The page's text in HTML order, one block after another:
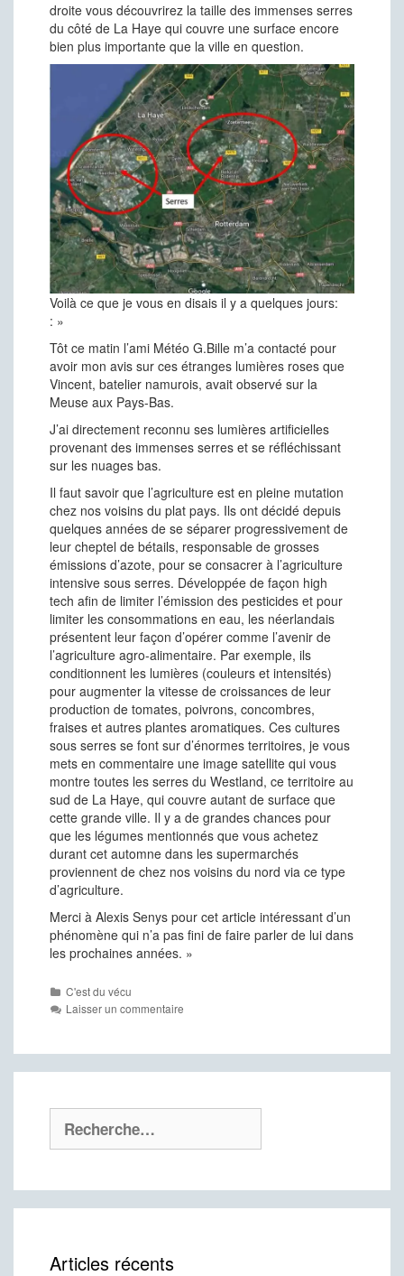
droite vous découvrirez la taille des immenses serres
du côté de La Haye qui couvre une surface encore
bien plus importante que la ville en question.
Voilà ce que je vous en disais il y a quelques jours:
: »
Tôt ce matin l’ami Météo G.Bille m’a contacté pour
avoir mon avis sur ces étranges lumières roses que
Vincent, batelier namurois, avait observé sur la
Meuse aux Pays-Bas.
J’ai directement reconnu ses lumières artificielles
provenant des immenses serres et se réfléchissant
sur les nuages bas.
Il faut savoir que l’agriculture est en pleine mutation
chez nos voisins du plat pays. Ils ont décidé depuis
quelques années de se séparer progressivement de
leur cheptel de bétails, responsable de grosses
émissions d’azote, pour se consacrer à l’agriculture
intensive sous serres. Développée de façon high
tech afin de limiter l’émission des pesticides et pour
limiter les consommations en eau, les néerlandais
présentent leur façon d’opérer comme l’avenir de
l’agriculture agro-alimentaire. Par exemple, ils
conditionnent les lumières (couleurs et intensités)
pour augmenter la vitesse de croissances de leur
production de tomates, poivrons, concombres,
fraises et autres plantes aromatiques. Ces cultures
sous serres se font sur d’énormes territoires, je vous
mets en commentaire une image satellite qui vous
montre toutes les serres du Westland, ce territoire au
sud de La Haye, qui couvre autant de surface que
cette grande ville. Il y a de grandes chances pour
que les légumes mentionnés que vous achetez
durant cet automne dans les supermarchés
proviennent de chez nos voisins du nord via ce type
d’agriculture.
Merci à Alexis Senys pour cet article intéressant d’un
phénomène qui n’a pas fini de faire parler de lui dans
les prochaines années. »
Catégories
C'est du vécu
Laisser un commentaire
Articles récents